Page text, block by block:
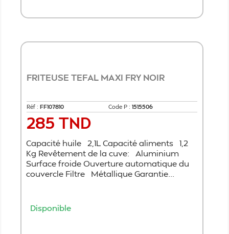
FRITEUSE TEFAL MAXI FRY NOIR
Réf : ​FF107810 Code P : 1515506
Prix
285 TND
Capacité huile 2,1L Capacité aliments 1,2
Kg Revêtement de la cuve: Aluminium
Surface froide Ouverture automatique du
couvercle Filtre Métallique Garantie...
Disponible